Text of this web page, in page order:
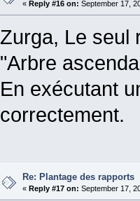
« Reply #16 on: September 17,
Zurga, Le seul
"Arbre
En exécutant
correctement.
Re: Plantage des rapports
« Reply #17 on: September 17,